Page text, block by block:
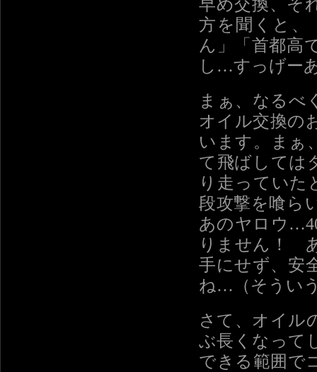
早め交換、そ
方を聞くと、
ん」「首都高
し…すっげー
まぁ、なるべ
オイル交換の
います。まぁ
て飛ばしては
り走っていた
段攻撃を喰ら
あのヤロウ
りません！
手にせず、安
ね…（そうい
さて、オイル
ぶ長くなって
できる範囲で